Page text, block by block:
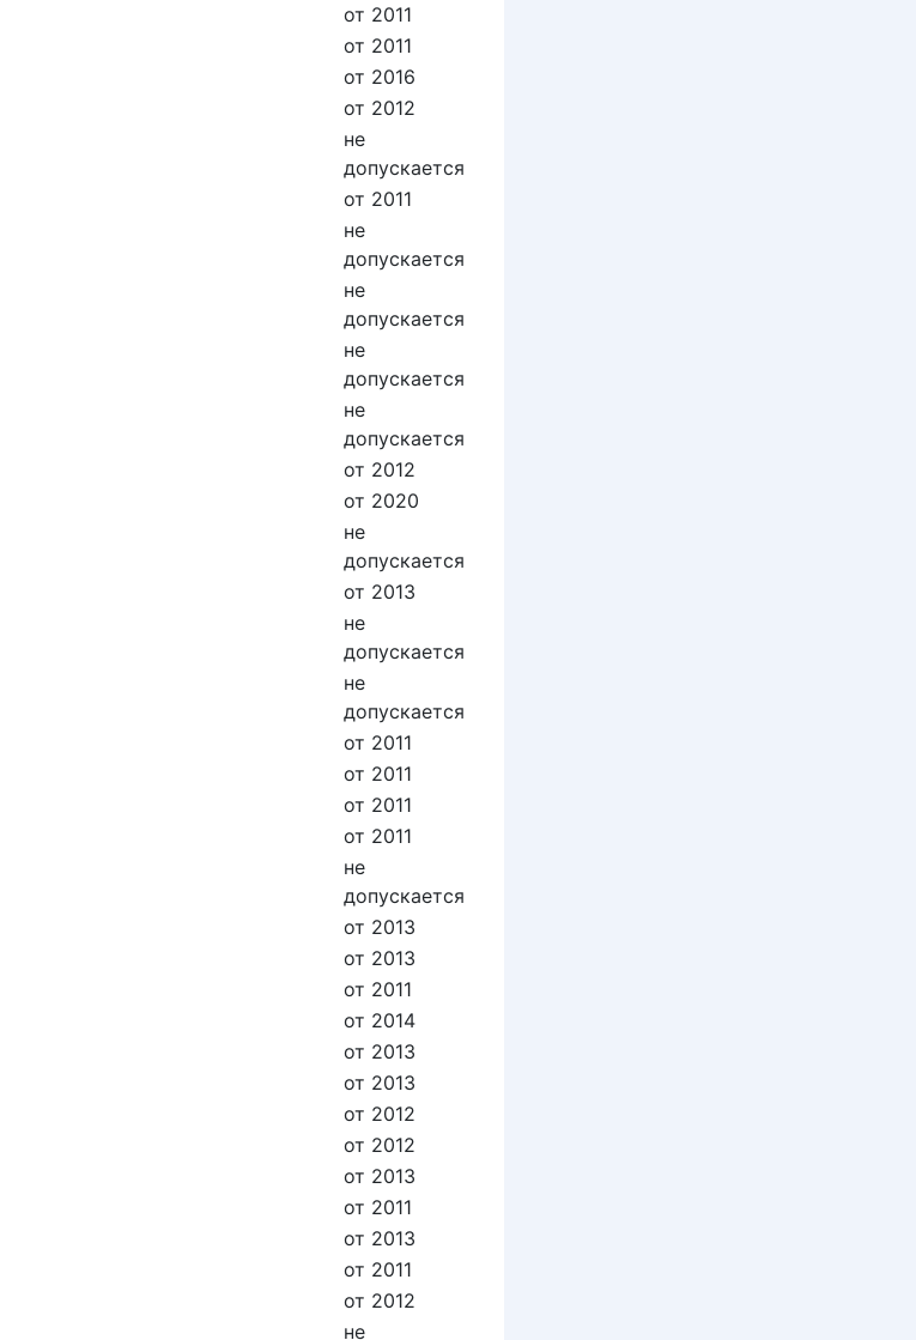
от 2011
от 2011
от 2016
от 2012
не
допускается
от 2011
не
допускается
не
допускается
не
допускается
не
допускается
от 2012
от 2020
не
допускается
от 2013
не
допускается
не
допускается
от 2011
от 2011
от 2011
от 2011
не
допускается
от 2013
от 2013
от 2011
от 2014
от 2013
от 2013
от 2012
от 2012
от 2013
от 2011
от 2013
от 2011
от 2012
не